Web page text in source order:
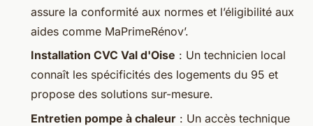
assure la conformité aux normes et l’éligibilité aux
aides comme MaPrimeRénov’.
Installation CVC Val d'Oise : Un technicien local
connaît les spécificités des logements du 95 et
propose des solutions sur-mesure.
Entretien pompe à chaleur : Un accès technique